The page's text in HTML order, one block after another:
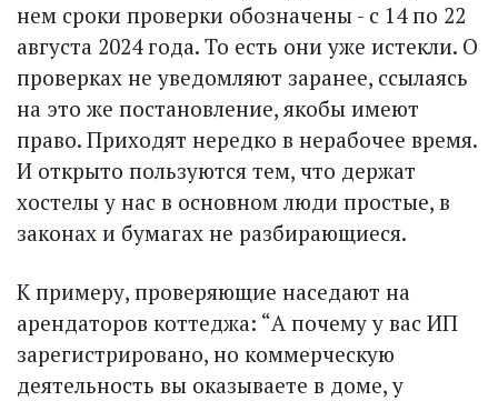
нем сроки проверки обозначены - с 14 по 22
августа 2024 года. То есть они уже истекли. О
проверках не уведомляют заранее, ссылаясь
на это же постановление, якобы имеют
право. Приходят нередко в нерабочее время.
И открыто пользуются тем, что держат
хостелы у нас в основном люди простые, в
законах и бумагах не разбирающиеся.
К примеру, проверяющие наседают на
арендаторов коттеджа: “А почему у вас ИП
зарегистрировано, но коммерческую
деятельность вы оказываете в доме, у